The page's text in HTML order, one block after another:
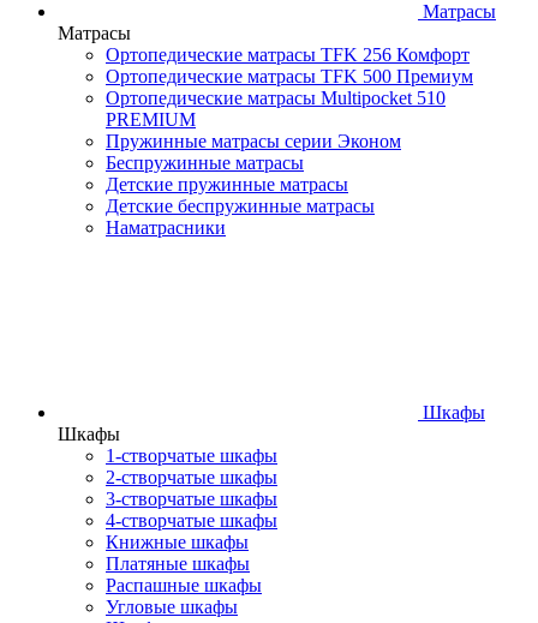
Матрасы
Матрасы
Ортопедические матрасы TFK 256 Комфорт
Ортопедические матрасы TFK 500 Премиум
Ортопедические матрасы Multipocket 510
PREMIUM
Пружинные матрасы серии Эконом
Беспружинные матрасы
Детские пружинные матрасы
Детские беспружинные матрасы
Наматрасники
Шкафы
Шкафы
1-створчатые шкафы
2-створчатые шкафы
3-створчатые шкафы
4-створчатые шкафы
Книжные шкафы
Платяные шкафы
Распашные шкафы
Угловые шкафы